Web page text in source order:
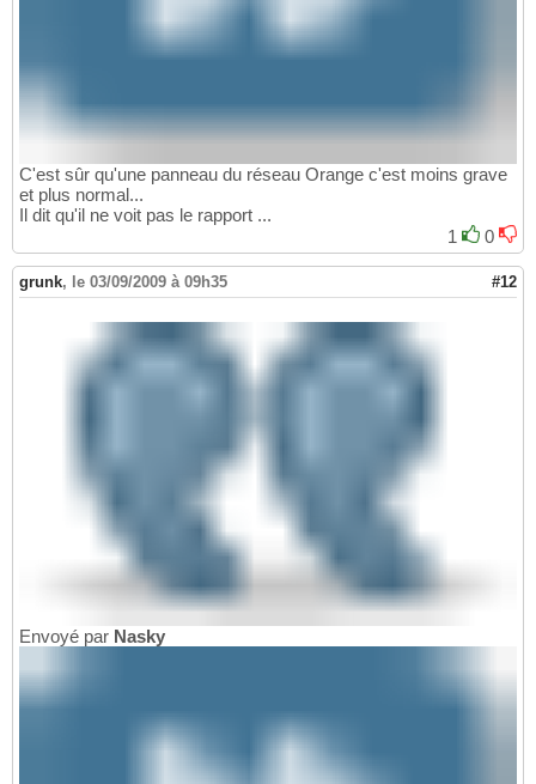
C'est sûr qu'une panneau du réseau Orange c'est moins grave
et plus normal...
Il dit qu'il ne voit pas le rapport ...
1
0
grunk, le 03/09/2009 à 09h35 #12
Envoyé par Nasky